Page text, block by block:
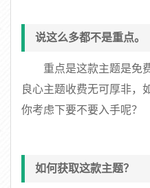
说这么多都不是重点。
重点是这款主题是免
良心主题收费无可厚非，
你考虑下要不要入手呢？
如何获取这款主题？